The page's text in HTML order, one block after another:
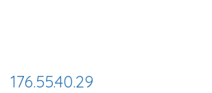
176.55.40.29